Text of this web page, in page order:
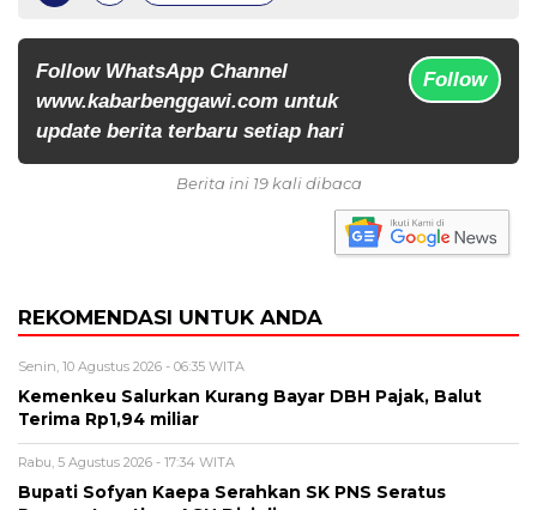
Follow WhatsApp Channel
www.kabarbenggawi.com untuk
update berita terbaru setiap hari
Follow
Berita ini 19 kali dibaca
REKOMENDASI UNTUK ANDA
Senin, 10 Agustus 2026 - 06:35 WITA
Kemenkeu Salurkan Kurang Bayar DBH Pajak, Balut
Terima Rp1,94 miliar
Rabu, 5 Agustus 2026 - 17:34 WITA
Bupati Sofyan Kaepa Serahkan SK PNS Seratus